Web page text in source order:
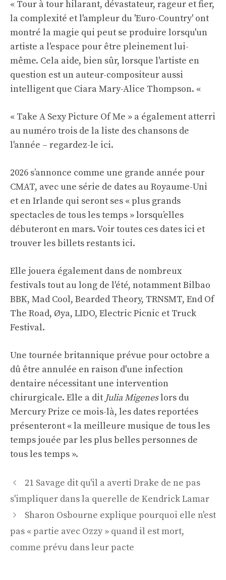
« Tour à tour hilarant, dévastateur, rageur et fier,
la complexité et l'ampleur du 'Euro-Country' ont
montré la magie qui peut se produire lorsqu'un
artiste a l'espace pour être pleinement lui-
même. Cela aide, bien sûr, lorsque l'artiste en
question est un auteur-compositeur aussi
intelligent que Ciara Mary-Alice Thompson. «
« Take A Sexy Picture Of Me » a également atterri
au numéro trois de la liste des chansons de
l'année – regardez-le ici.
2026 s’annonce comme une grande année pour
CMAT, avec une série de dates au Royaume-Uni
et en Irlande qui seront ses « plus grands
spectacles de tous les temps » lorsqu’elles
débuteront en mars. Voir toutes ces dates ici et
trouver les billets restants ici.
Elle jouera également dans de nombreux
festivals tout au long de l'été, notamment Bilbao
BBK, Mad Cool, Bearded Theory, TRNSMT, End Of
The Road, Øya, LIDO, Electric Picnic et Truck
Festival.
Une tournée britannique prévue pour octobre a
dû être annulée en raison d'une infection
dentaire nécessitant une intervention
chirurgicale. Elle a dit Julia Migeneslors du
Mercury Prize ce mois-là, les dates reportées
présenteront « la meilleure musique de tous les
temps jouée par les plus belles personnes de
tous les temps ».
Navigation
des
articles
21 Savage dit qu'il a averti Drake de ne pas
s'impliquer dans la querelle de Kendrick Lamar
Sharon Osbourne explique pourquoi elle n'est
pas « partie avec Ozzy » quand il est mort,
comme prévu dans leur pacte